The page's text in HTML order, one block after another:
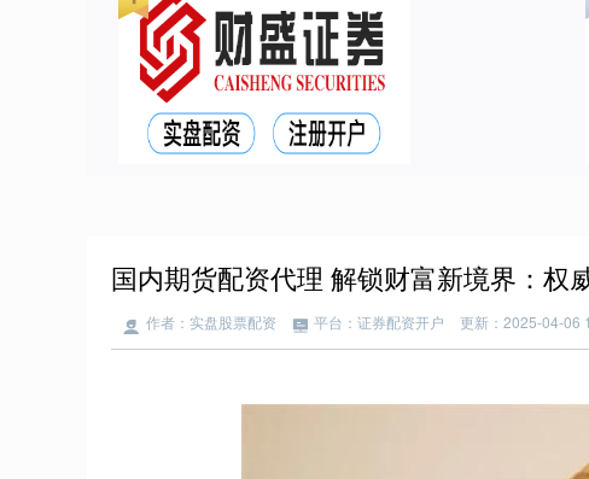
国内期货配资代理 解锁财富新境界：权
作者：实盘股票配资 平台：证券配资开户 更新：2025-04-06